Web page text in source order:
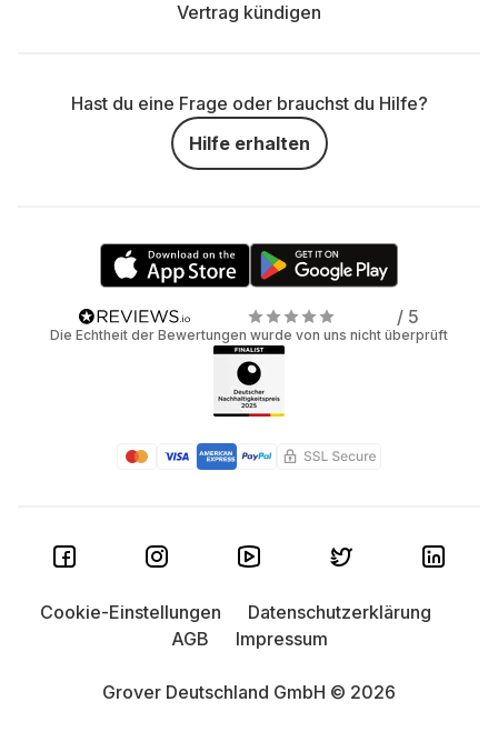
Vertrag kündigen
Hast du eine Frage oder brauchst du Hilfe?
Hilfe erhalten
/ 5
Die Echtheit der Bewertungen wurde von uns nicht überprüft
Grover Deutschland GmbH © 2026
Cookie-Einstellungen
Datenschutzerklärung
AGB
Impressum